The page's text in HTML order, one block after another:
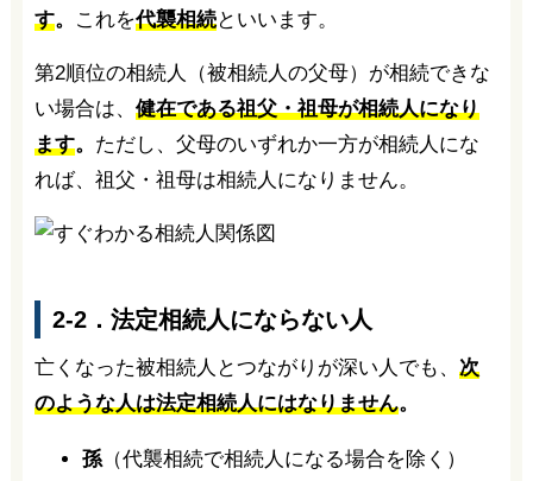
す。 これを代襲相続といいます。
第2順位の相続人（被相続人の父母）が相続できな
い場合は、 健在である祖父・祖母が相続人になり
ます。 ただし、父母のいずれか一方が相続人にな
れば、祖父・祖母は相続人になりません。
2-2．法定相続人にならない人
亡くなった被相続人とつながりが深い人でも、 次
のような人は法定相続人にはなりません。
孫（代襲相続で相続人になる場合を除く）